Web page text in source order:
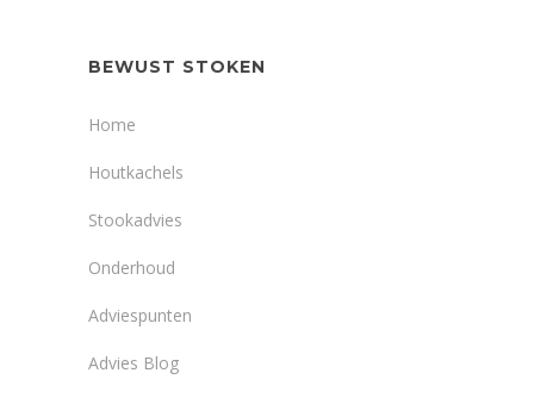
BEWUST STOKEN
Home
Houtkachels
Stookadvies
Onderhoud
Adviespunten
Advies Blog